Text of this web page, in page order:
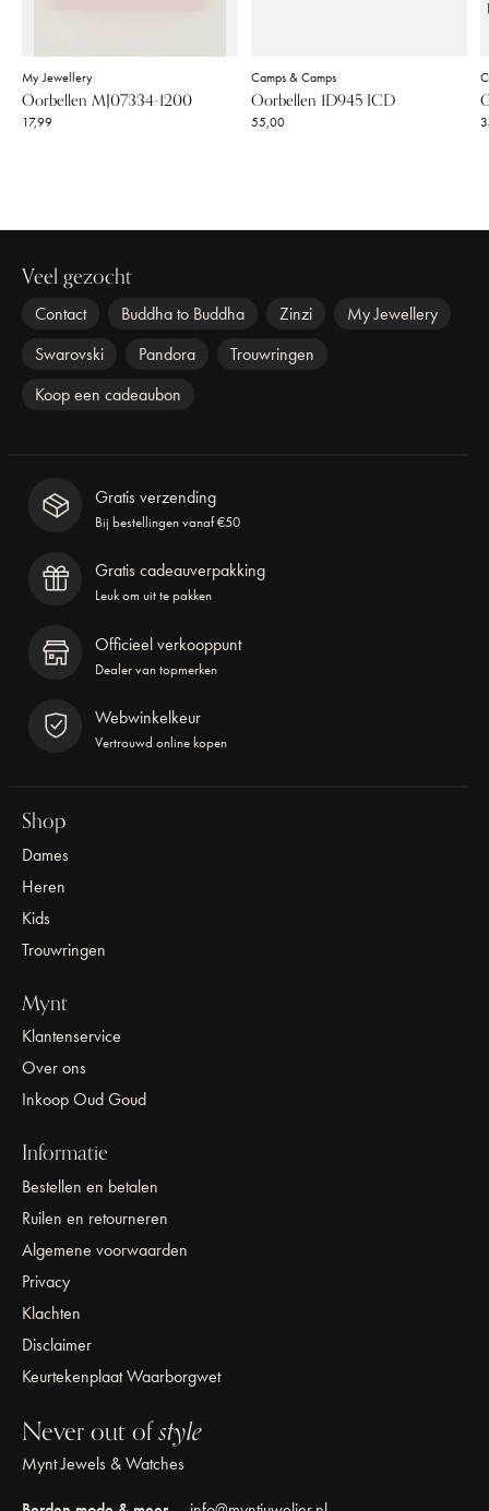
My Jewellery
Oorbellen MJ07334-1200
17,99
Camps & Camps
Oorbellen 1D945 ICD
55,00
Veel gezocht
Contact Buddha to Buddha Zinzi
My Jewellery
Swarovski
Pandora
Trouwringen
Koop een cadeaubon
Gratis verzending
Bij bestellingen vanaf €50
Gratis cadeauverpakking
Leuk om uit te pakken
Officieel verkooppunt
Dealer van topmerken
Webwinkelkeur
Vertrouwd online kopen
Shop
Dames
Heren
Kids
Trouwringen
Mynt
Klantenservice
Over ons
Inkoop Oud Goud
Informatie
Bestellen en betalen
Ruilen en retourneren
Algemene voorwaarden
Privacy
Klachten
Disclaimer
Keurtekenplaat Waarborgwet
Never out ofstyle
Mynt Jewels & Watches